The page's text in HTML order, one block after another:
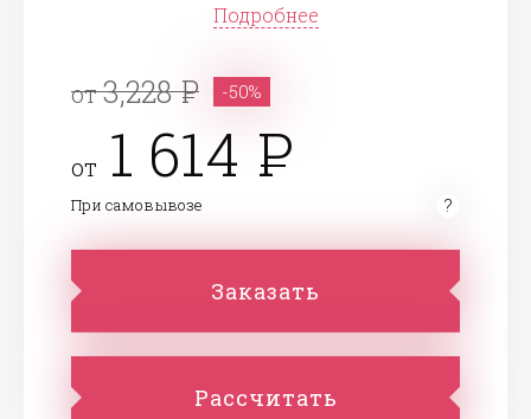
Подробнее
от3,228 -50%
от 1 614
При самовывозе
Заказать
Рассчитать